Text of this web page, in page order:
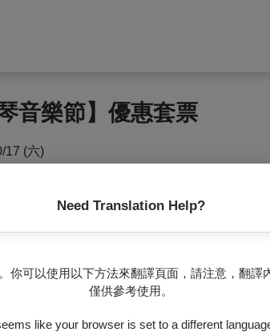
Need Translation Help?
你可以使用以下方法來翻譯頁面，請注意，翻譯
僅供參考使用。
like your browser is set to a different
音樂節】優惠套票
17 (六)
樂節】2檔節目各1 張(含)以上享8折。
辦理。例如：套票內包含演出時間為6/21、